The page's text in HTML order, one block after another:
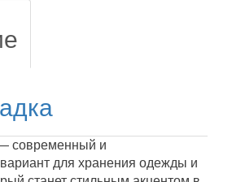
современный и
для хранения одежды и